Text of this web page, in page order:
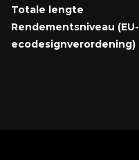
Totale lengte
Rendementsniveau (EU-
ecodesignverordening)